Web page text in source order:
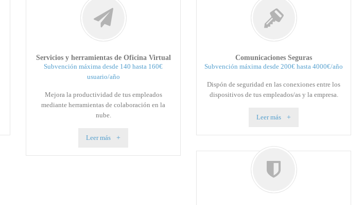
Servicios y herramientas de Oficina Virtual
Subvención máxima desde 140 hasta 160€
usuario/año
Mejora la productividad de tus empleados
mediante herramientas de colaboración en la
nube.
Leer más
Comunicaciones Seguras
Subvención máxima desde 200€ hasta 4000€/año
Dispón de seguridad en las conexiones entre los
dispositivos de tus empleados/as y la empresa.
Leer más